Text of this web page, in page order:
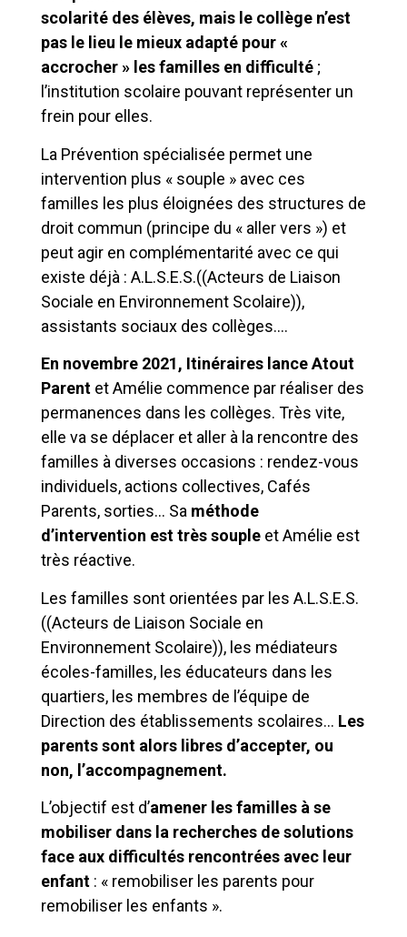
scolarité des élèves, mais le collège n’est
pas le lieu le mieux adapté pour «
accrocher » les familles en difficulté ;
l’institution scolaire pouvant représenter un
frein pour elles.
La Prévention spécialisée permet une
intervention plus « souple » avec ces
familles les plus éloignées des structures de
droit commun (principe du « aller vers ») et
peut agir en complémentarité avec ce qui
existe déjà : A.L.S.E.S.((Acteurs de Liaison
Sociale en Environnement Scolaire)),
assistants sociaux des collèges….
En novembre 2021, Itinéraires lance Atout
Parent et Amélie commence par réaliser des
permanences dans les collèges. Très vite,
elle va se déplacer et aller à la rencontre des
familles à diverses occasions : rendez-vous
individuels, actions collectives, Cafés
Parents, sorties… Sa méthode
d’intervention est très souple et Amélie est
très réactive.
Les familles sont orientées par les A.L.S.E.S.
((Acteurs de Liaison Sociale en
Environnement Scolaire)), les médiateurs
écoles-familles, les éducateurs dans les
quartiers, les membres de l’équipe de
Direction des établissements scolaires… Les
parents sont alors libres d’accepter, ou
non, l’accompagnement.
L’objectif est d’amener les familles à se
mobiliser dans la recherches de solutions
face aux difficultés rencontrées avec leur
enfant : « remobiliser les parents pour
remobiliser les enfants ».